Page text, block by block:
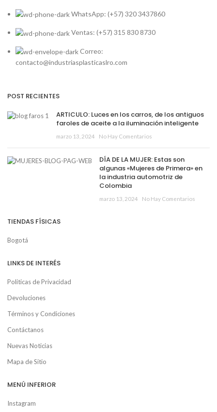
WhatsApp: (+57) 320 3437860
Ventas: (+57) 315 830 8730
Correo:
contacto@industriasplasticaslro.com
POST RECIENTES
ARTICULO: Luces en los carros, de los antiguos
faroles de aceite a la iluminación inteligente
marzo 13, 2024 No Hay Comentarios
DÍA DE LA MUJER: Estas son
algunas «Mujeres de Primera» en
la industria automotriz de
Colombia
marzo 13, 2024 No Hay Comentarios
TIENDAS FÍSICAS
Bogotá
LINKS DE INTERÉS
Politicas de Privacidad
Devoluciones
Términos y Condiciones
Contáctanos
Nuevas Noticias
Mapa de Sitio
MENÚ INFERIOR
Instagram